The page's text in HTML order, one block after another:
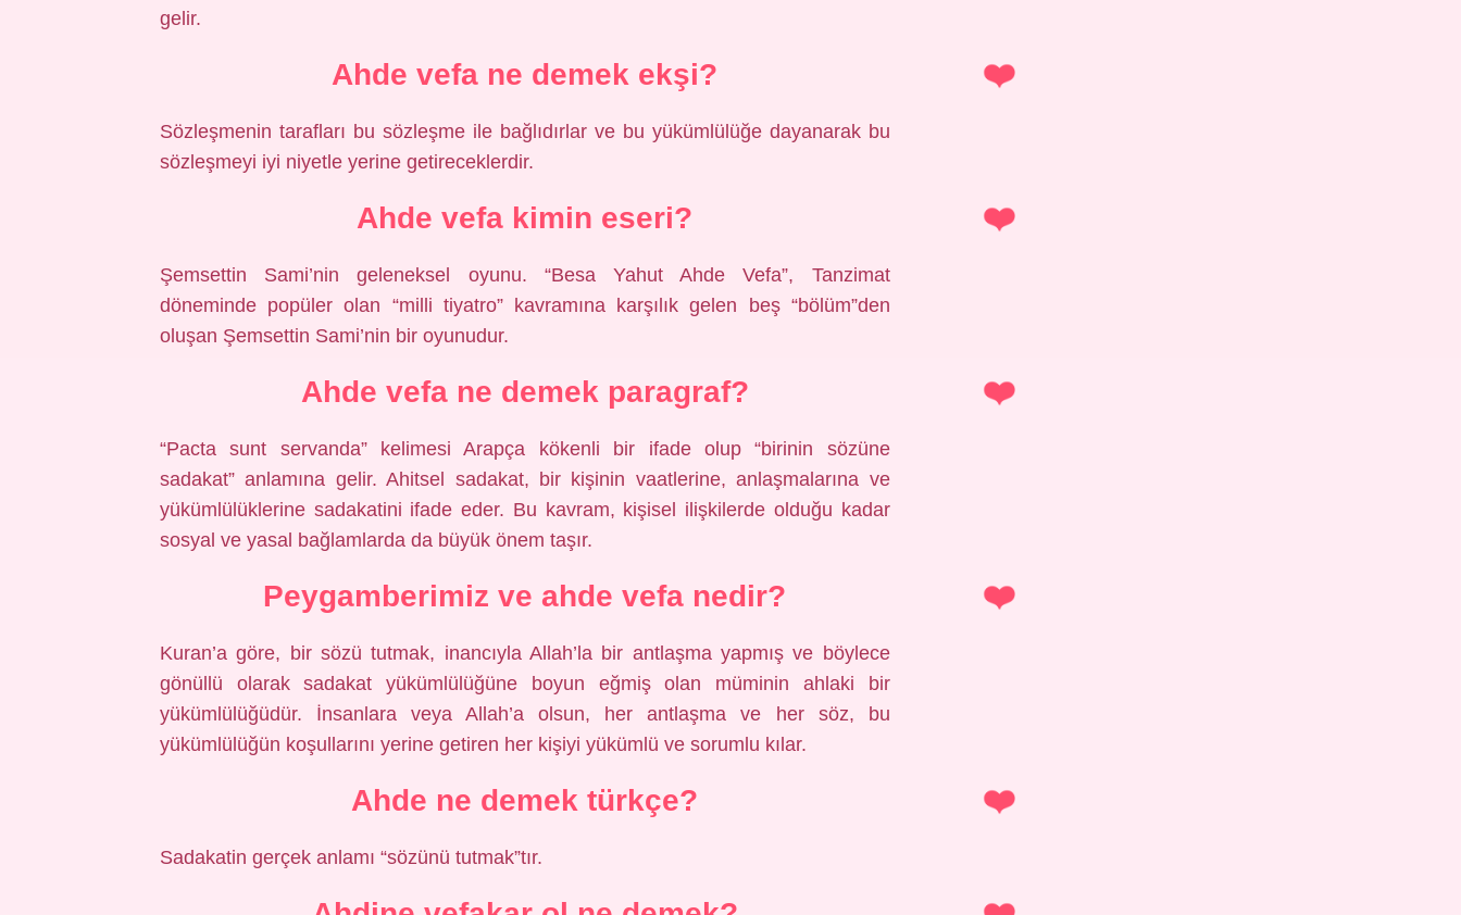
gelir.
Ahde vefa ne demek ekşi?
Sözleşmenin tarafları bu sözleşme ile bağlıdırlar ve bu yükümlülüğe dayanarak bu
sözleşmeyi iyi niyetle yerine getireceklerdir.
Ahde vefa kimin eseri?
Şemsettin Sami’nin geleneksel oyunu. “Besa Yahut Ahde Vefa”, Tanzimat
döneminde popüler olan “milli tiyatro” kavramına karşılık gelen beş “bölüm”den
oluşan Şemsettin Sami’nin bir oyunudur.
Ahde vefa ne demek paragraf?
“Pacta sunt servanda” kelimesi Arapça kökenli bir ifade olup “birinin sözüne
sadakat” anlamına gelir. Ahitsel sadakat, bir kişinin vaatlerine, anlaşmalarına ve
yükümlülüklerine sadakatini ifade eder. Bu kavram, kişisel ilişkilerde olduğu kadar
sosyal ve yasal bağlamlarda da büyük önem taşır.
Peygamberimiz ve ahde vefa nedir?
Kuran’a göre, bir sözü tutmak, inancıyla Allah’la bir antlaşma yapmış ve böylece
gönüllü olarak sadakat yükümlülüğüne boyun eğmiş olan müminin ahlaki bir
yükümlülüğüdür. İnsanlara veya Allah’a olsun, her antlaşma ve her söz, bu
yükümlülüğün koşullarını yerine getiren her kişiyi yükümlü ve sorumlu kılar.
Ahde ne demek türkçe?
Sadakatin gerçek anlamı “sözünü tutmak”tır.